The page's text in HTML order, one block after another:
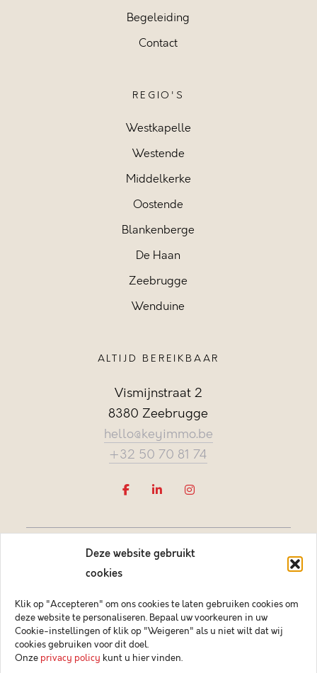
Deze website gebruikt
cookies
Klik op "Accepteren" om ons cookies te laten gebruiken cookies om
deze website te personaliseren. Bepaal uw voorkeuren in uw
Cookie-instellingen of klik op "Weigeren" als u niet wilt dat wij
cookies gebruiken voor dit doel.
Onze privacy policy kunt u hier vinden.
Begeleiding
Contact
REGIO'S
Westkapelle
Westende
Middelkerke
Oostende
Blankenberge
De Haan
Zeebrugge
Wenduine
ALTIJD BEREIKBAAR
Vismijnstraat 2
8380 Zeebrugge
hello@keyimmo.be
+32 50 70 81 74
Vastgoedmakelaar-bemiddelaar BIV België BIV 505084
Ondernemingsnummer BTW-BE 0878.744.081 BA &
borgstelling via NV AXA Belgium (polisnr. 730.390.160)